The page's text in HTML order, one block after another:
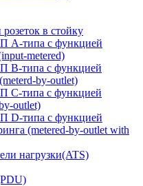
в стойку
А-типа с функцией
metered)
B-типа с функцией
by-outlet)
C-типа с функцией
outlet)
D-типа с функцией
(metered-by-outlet with
нагрузки(ATS)